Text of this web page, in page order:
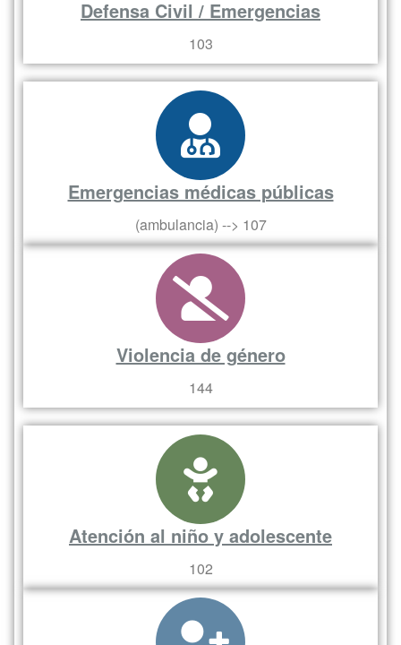
Defensa Civil / Emergencias
103
Emergencias médicas públicas
(ambulancia) --> 107
Violencia de género
144
Atención al niño y adolescente
102